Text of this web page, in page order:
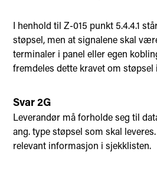
I henhold til Z-015 punkt 5.4.4.1
støpsel, men at signalene skal
terminaler i panel eller egen
fremdeles dette kravet om støpsel
Svar 2G
Leverandør må forholde seg til
ang. type støpsel som skal
relevant informasjon i sjekklisten.